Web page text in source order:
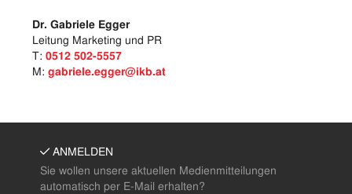
Dr. Gabriele Egger
Leitung Marketing und PR
T: 0512 502-5557
M: gabriele.egger@ikb.at
ANMELDEN
Sie wollen unsere aktuellen Medienmitteilungen
automatisch per E-Mail erhalten?